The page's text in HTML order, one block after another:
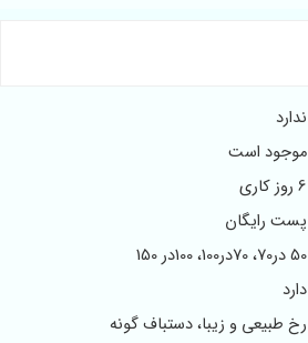
ندارد
موجود است
پست رایگان
50 در70، 70در100، 100در 150
دارد
رخ طبیعی و زیبا، دستباف گونه